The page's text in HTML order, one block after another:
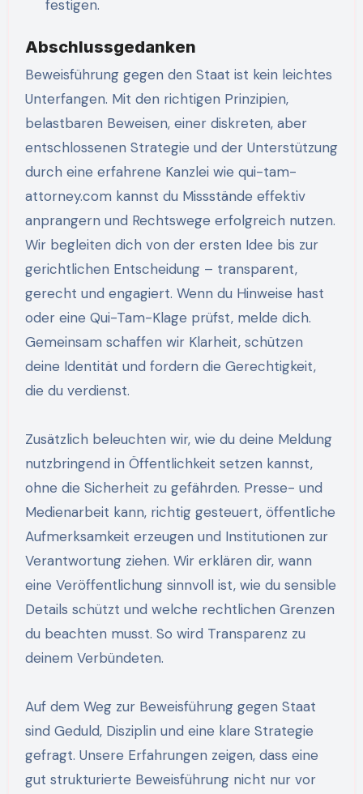
festigen.
Abschlussgedanken
Beweisführung gegen den Staat ist kein leichtes
Unterfangen. Mit den richtigen Prinzipien,
belastbaren Beweisen, einer diskreten, aber
entschlossenen Strategie und der Unterstützung
durch eine erfahrene Kanzlei wie qui-tam-
attorney.com kannst du Missstände effektiv
anprangern und Rechtswege erfolgreich nutzen.
Wir begleiten dich von der ersten Idee bis zur
gerichtlichen Entscheidung – transparent,
gerecht und engagiert. Wenn du Hinweise hast
oder eine Qui-Tam-Klage prüfst, melde dich.
Gemeinsam schaffen wir Klarheit, schützen
deine Identität und fordern die Gerechtigkeit,
die du verdienst.
Zusätzlich beleuchten wir, wie du deine Meldung
nutzbringend in Öffentlichkeit setzen kannst,
ohne die Sicherheit zu gefährden. Presse- und
Medienarbeit kann, richtig gesteuert, öffentliche
Aufmerksamkeit erzeugen und Institutionen zur
Verantwortung ziehen. Wir erklären dir, wann
eine Veröffentlichung sinnvoll ist, wie du sensible
Details schützt und welche rechtlichen Grenzen
du beachten musst. So wird Transparenz zu
deinem Verbündeten.
Auf dem Weg zur Beweisführung gegen Staat
sind Geduld, Disziplin und eine klare Strategie
gefragt. Unsere Erfahrungen zeigen, dass eine
gut strukturierte Beweisführung nicht nur vor